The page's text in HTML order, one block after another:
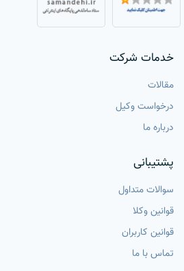
خدمات شرکت
مقالات
درخواست وکیل
درباره ما
پشتیبانی
سوالات متداول
قوانین وکلا
قوانین کاربران
تماس با ما